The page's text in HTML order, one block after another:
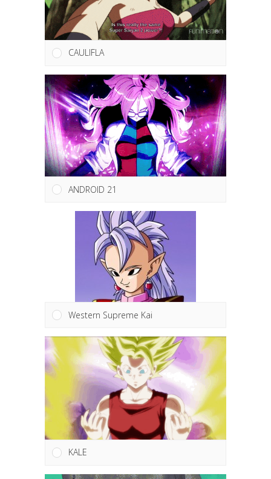
CAULIFLA
ANDROID 21
Western Supreme Kai
KALE